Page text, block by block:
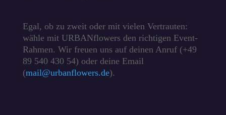
Egal, ob zu zweit oder mit vielen Vertrauten:
wähle mitURBANflowers den richtigen Event-
Rahmen. Wir freuen uns auf deinen Anruf (+49
89 540 430 54) oder deine Email
(mail@urbanflowers.de).